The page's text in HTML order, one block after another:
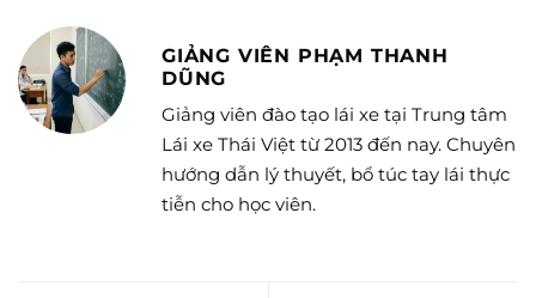
GIẢNG VIÊN PHẠM THANH
DŨNG
Giảng viên đào tạo lái xe tại Trung tâm
Lái xe Thái Việt từ 2013 đến nay. Chuyên
hướng dẫn lý thuyết, bổ túc tay lái thực
tiễn cho học viên.